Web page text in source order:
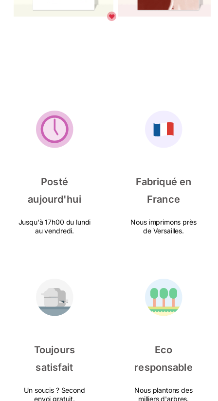
Posté
aujourd'hui
Jusqu'à 17h00 du lundi
au vendredi.
Fabriqué en
France
Nous imprimons près
de Versailles.
Toujours
satisfait
Un soucis ? Second
envoi gratuit.
Eco
responsable
Nous plantons des
milliers d'arbres.